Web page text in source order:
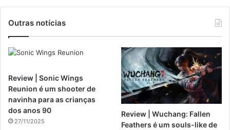
Outras notícias
Review | Sonic Wings
Reunion é um shooter de
navinha para as crianças
dos anos 90
27/11/2025
Review | Wuchang: Fallen
Feathers é um souls-like de